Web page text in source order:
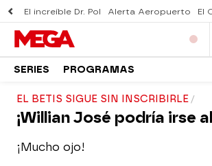
El increíble Dr. Pol Alerta Aeropuerto El
SERIES PROGRAMAS
EL BETIS SIGUE SIN INSCRIBIRLE
¡Willian José podría irse
¡Mucho ojo!